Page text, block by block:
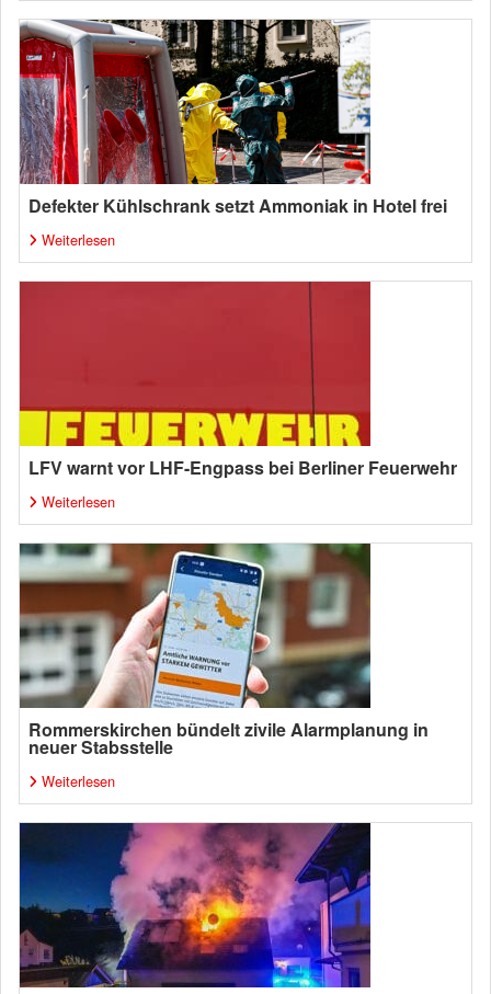
Defekter Kühlschrank setzt Ammoniak in Hotel frei
Weiterlesen
LFV warnt vor LHF-Engpass bei Berliner Feuerwehr
Weiterlesen
Rommerskirchen bündelt zivile Alarmplanung in
neuer Stabsstelle
Weiterlesen